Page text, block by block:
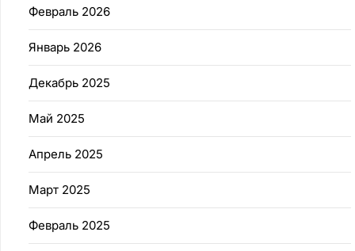
Февраль 2026
Январь 2026
Декабрь 2025
Май 2025
Апрель 2025
Март 2025
Февраль 2025